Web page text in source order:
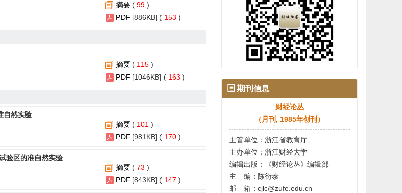
学报）》 关于规范AI工具使用的声明
2025-06-10
摘要 ( 99 )
PDF [886KB] ( 153 )
摘要 ( 115 )
PDF [1046KB] ( 163 )
自然实验
摘要 ( 101 )
PDF [981KB] ( 170 )
验区的准自然实验
摘要 ( 73 )
PDF [843KB] ( 147 )
期刊信息
财经论丛
（月刊, 1985年创刊）
主管单位：浙江省教育厅
主办单位：浙江财经大学
编辑出版：《财经论丛》编辑部
主 编：陈衍泰
邮 箱：cjlc@zufe.edu.cn